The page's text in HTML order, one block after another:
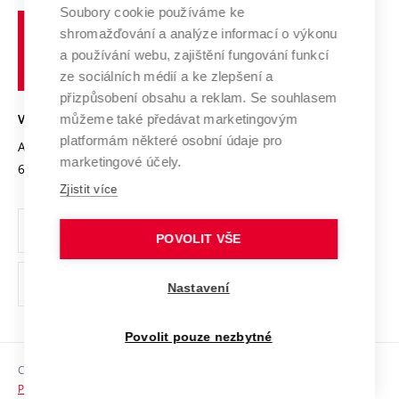
Výzkumné infrastruktury
Transfer znalostí
Open Science
Projekty
Projekty ze strukturálních fondů
Specifický výzkum
Spolupráce se školami
Mezinárodní dohody
Univerzitní sítě
Profil univerzity
Udržitelná univerzita
Podnikavá univerzita / ContriBUTe
Bezpečná univerzita
Vyznamenání
Organizační struktura
Ochrana osobních údajů
odkaz)
Sociální bezpečí
učení
technické
Brně
VYSOKÉ UČENÍ TECHNICKÉ V BRNĚ
Antonínská 548/1
602 00 Brno
www.vut.cz
vut@vutbr.cz
Copyright © 2026 VUT
Prohlášení o přístupnosti
Soubory cookie používáme ke
shromažďování a analýze informací o výkonu
a používání webu, zajištění fungování funkcí
ze sociálních médií a ke zlepšení a
přizpůsobení obsahu a reklam. Se souhlasem
můžeme také předávat marketingovým
platformám některé osobní údaje pro
marketingové účely.
Zjistit více
POVOLIT VŠE
Nastavení
Povolit pouze nezbytné